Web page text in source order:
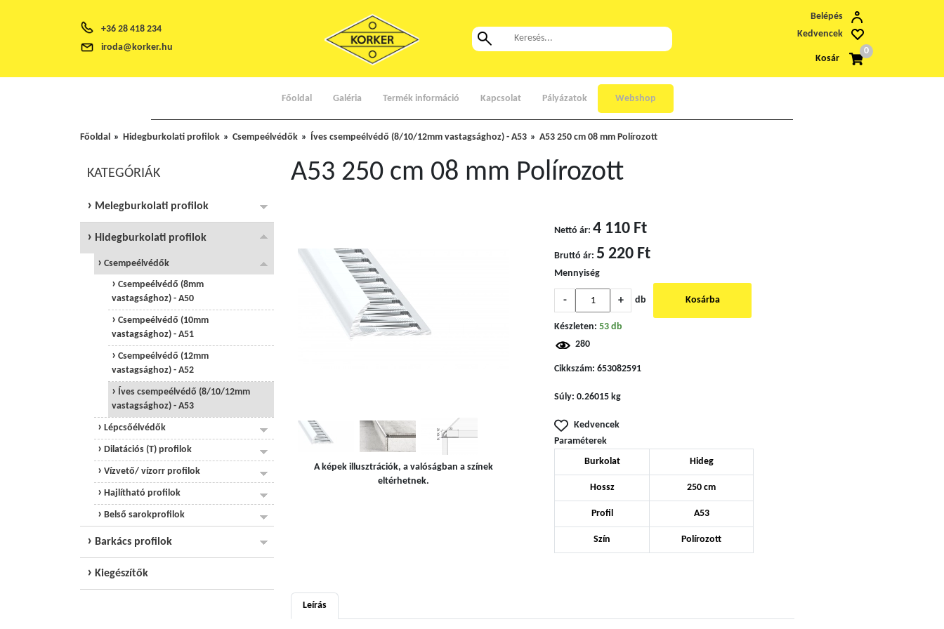
+36 28 418 234
iroda@korker.hu
Belépés
Kedvencek
Kosár
0
Főoldal Galéria Termék információ Kapcsolat Pályázatok Webshop
Főoldal Hidegburkolati profilok Csempeélvédők Íves csempeélvédő (8/10/12mm vastagsághoz) - A53 A53 250 cm 08 mm Polírozott
KATEGÓRIÁK
Melegburkolati profilok
Hidegburkolati profilok
Csempeélvédők
Csempeélvédő (8mm
vastagsághoz) - A50
Csempeélvédő (10mm
vastagsághoz) - A51
Csempeélvédő (12mm
vastagsághoz) - A52
Íves csempeélvédő (8/10/12mm
vastagsághoz) - A53
Lépcsőélvédők
Dilatációs (T) profilok
Vízvető/ vízorr profilok
Hajlítható profilok
Belső sarokprofilok
Barkács profilok
Kiegészítők
A53 250 cm 08 mm Polírozott
A képek illusztrációk, a valóságban a színek
eltérhetnek.
Nettó ár: 4 110 Ft
Bruttó ár: 5 220 Ft
Mennyiség
- + db Kosárba
Készleten: 53 db
280
Cikkszám: 653082591
Súly: 0.26015 kg
Kedvencek
Paraméterek
Burkolat Hideg
Hossz 250 cm
Profil A53
Szín Polírozott
Leírás